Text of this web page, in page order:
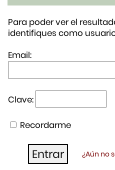
Para poder ver el
identifiques como
Email:
Clave:
Recordarme
¿Aún no